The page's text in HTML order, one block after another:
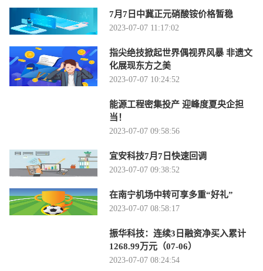
7月7日中冀正元硝酸铵价格暂稳
2023-07-07 11:17:02
指尖绝技掀起世界偶视界风暴 非遗文
化展现东方之美
2023-07-07 10:24:52
能源工程密集投产 迎峰度夏央企担
当！
2023-07-07 09:58:56
宜安科技7月7日快速回调
2023-07-07 09:38:52
在南宁机场中转可享多重“好礼”
2023-07-07 08:58:17
振华科技：连续3日融资净买入累计
1268.99万元（07-06）
2023-07-07 08:24:54